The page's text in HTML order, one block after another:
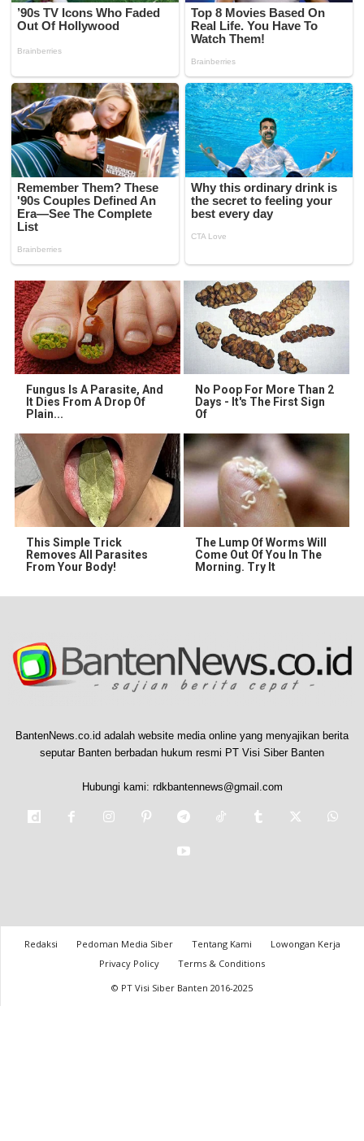
Fungus Is A Parasite, And
It Dies From A Drop Of
Plain...
No Poop For More Than 2
Days - It's The First Sign
Of
This Simple Trick
Removes All Parasites
From Your Body!
The Lump Of Worms Will
Come Out Of You In The
Morning. Try It
BantenNews.co.id adalah website media online yang menyajikan berita
seputar Banten berbadan hukum resmi PT Visi Siber Banten
Hubungi kami: rdkbantennews@gmail.com
Redaksi Pedoman Media Siber Tentang Kami
Lowongan Kerja
Privacy Policy
Terms & Conditions
© PT Visi Siber Banten 2016-2025